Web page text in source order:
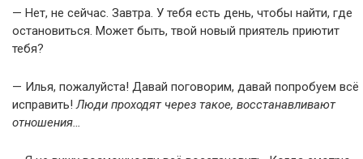
— Нет, не сейчас. Завтра. У тебя есть день, чтобы найти, где
остановиться. Может быть, твой новый приятель приютит
тебя?
— Илья, пожалуйста! Давай поговорим, давай попробуем всё
исправить!Люди проходят через такое, восстанавливают
отношения…